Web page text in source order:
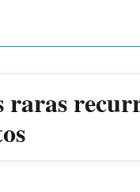
raras